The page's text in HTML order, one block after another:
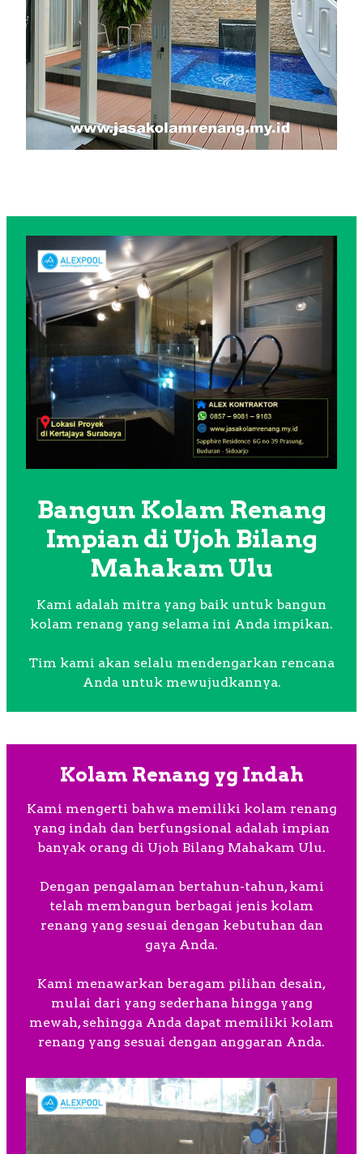
Bangun Kolam Renang
Impian di Ujoh Bilang
Mahakam Ulu
Kami adalah mitra yang baik untuk bangun
kolam renang yang selama ini Anda impikan.
Tim kami akan selalu mendengarkan rencana
Anda untuk mewujudkannya.
Kolam Renang yg Indah
Kami mengerti bahwa memiliki kolam renang
yang indah dan berfungsional adalah impian
banyak orang di Ujoh Bilang Mahakam Ulu.
Dengan pengalaman bertahun-tahun, kami
telah membangun berbagai jenis kolam
renang yang sesuai dengan kebutuhan dan
gaya Anda.
Kami menawarkan beragam pilihan desain,
mulai dari yang sederhana hingga yang
mewah, sehingga Anda dapat memiliki kolam
renang yang sesuai dengan anggaran Anda.